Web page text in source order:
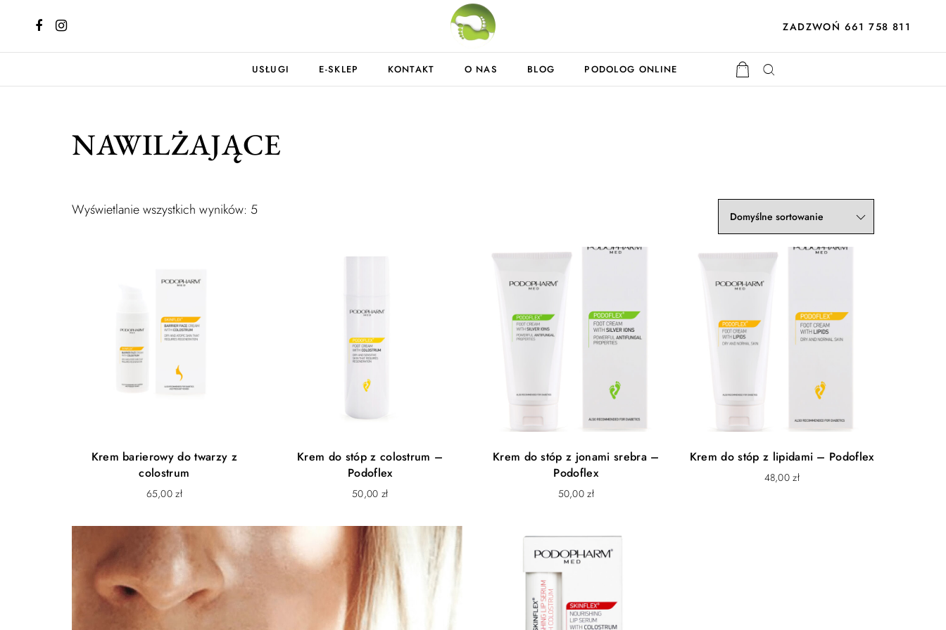
ZADZWOŃ 661 758 811
USŁUGI E-SKLEP KONTAKT O NAS BLOG PODOLOG ONLINE
NAWILŻAJĄCE
Wyświetlanie wszystkich wyników: 5
Krem barierowy do twarzy z
colostrum
65,00zł
Krem do stóp z colostrum –
Podoflex
50,00 zł
Krem do stóp z jonami srebra –
Podoflex
50,00zł
Krem do stóp z lipidami – Podoflex
48,00zł